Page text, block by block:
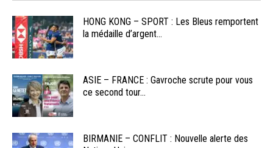
HONG KONG – SPORT : Les Bleus remportent
la médaille d’argent...
ASIE – FRANCE : Gavroche scrute pour vous
ce second tour...
BIRMANIE – CONFLIT : Nouvelle alerte des